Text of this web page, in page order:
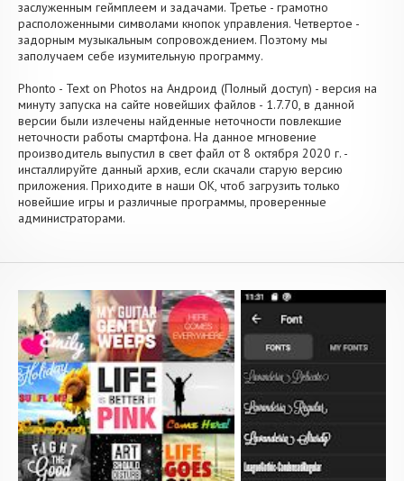
заслуженным геймплеем и задачами. Третье - грамотно
расположенными символами кнопок управления. Четвертое -
задорным музыкальным сопровождением. Поэтому мы
заполучаем себе изумительную программу.
Phonto - Text on Photos на Андроид (Полный доступ) - версия на
минуту запуска на сайте новейших файлов - 1.7.70, в данной
версии были излечены найденные неточности повлекшие
неточности работы смартфона. На данное мгновение
производитель выпустил в свет файл от 8 октября 2020 г. -
инсталлируйте данный архив, если скачали старую версию
приложения. Приходите в наши OK, чтоб загрузить только
новейшие игры и различные программы, проверенные
администраторами.